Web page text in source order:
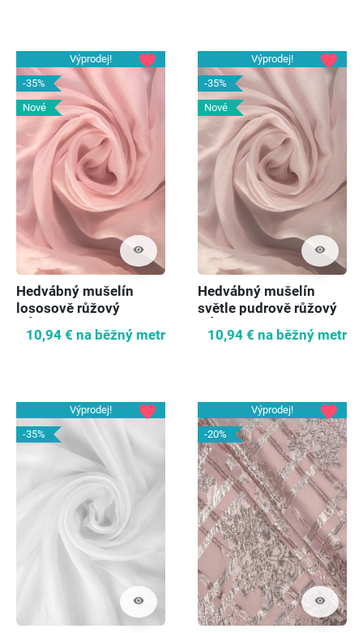
Výprodej!
-35%
Nové
visibility
favorite
Hedvábný mušelín
lososově růžový
10,94 € na běžný metr
Výprodej!
-35%
Nové
visibility
favorite
Hedvábný mušelín
světle pudrově růžový
10,94 € na běžný metr
Výprodej!
-35%
visibility
favorite
Výprodej!
-20%
visibility
favorite